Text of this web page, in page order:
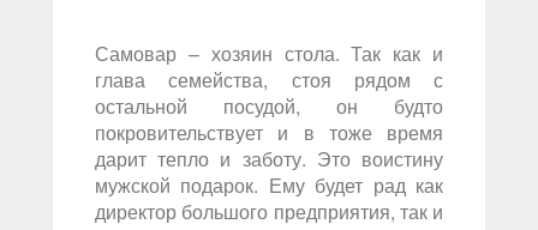
Самовар – хозяин стола. Так как и
глава семейства, стоя рядом с
остальной посудой, он будто
покровительствует и в тоже время
дарит тепло и заботу. Это воистину
мужской подарок. Ему будет рад как
директор большого предприятия, так и